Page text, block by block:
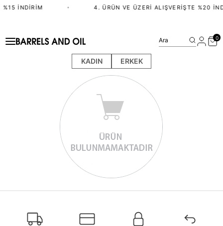
İNDIRIM • 4. ÜRÜN VE ÜZERI ALIŞVERIŞTE %20
KADIN ERKEK
Ara 0